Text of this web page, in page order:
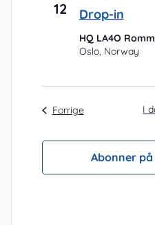
.
12 Drop-in
HQ LA4O
Oslo, Norway
ForrigeArrangementer
I
Abonner